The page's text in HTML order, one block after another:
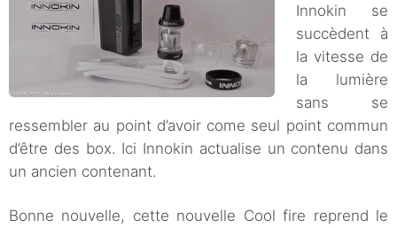
Innokin se
succèdent à
la vitesse de
la lumière
sans se
ressembler au point d’avoir come seul point commun
d’être des box. Ici Innokin actualise un contenu dans
un ancien contenant.
Bonne nouvelle, cette nouvelle Cool fire reprend le